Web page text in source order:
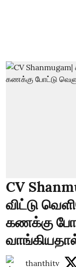
CV
விட்டு
கணக்கு
வாங்கியதால்
thanthitv